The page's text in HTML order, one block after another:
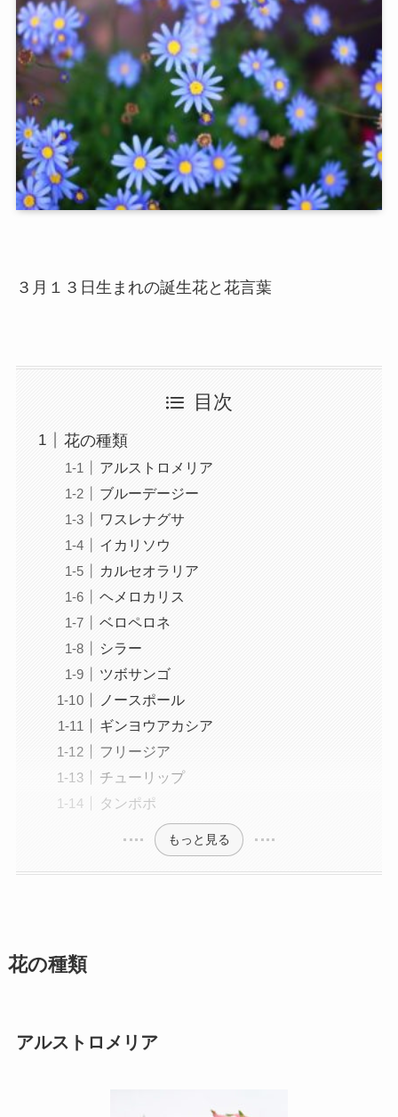
３月１３日生まれの誕生花と花言葉
目次
花の種類
アルストロメリア
ブルーデージー
ワスレナグサ
イカリソウ
カルセオラリア
ヘメロカリス
ベロペロネ
シラー
ツボサンゴ
ノースポール
ギンヨウアカシア
フリージア
チューリップ
タンポポ
もっと見る
花の種類
アルストロメリア